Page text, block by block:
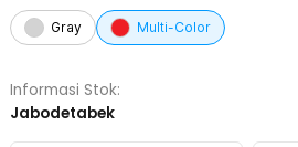
Gray Multi-Color
Informasi Stok:
Jabodetabek